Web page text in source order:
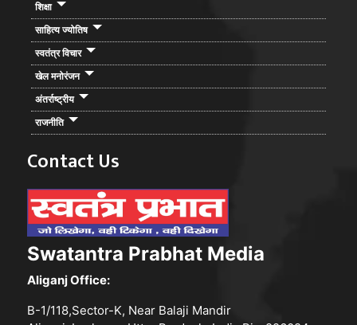
शिक्षा
साहित्य ज्योतिष
स्वतंत्र विचार
खेल मनोरंजन
अंतर्राष्ट्रीय
राजनीति
Contact Us
Swatantra Prabhat Media
Aliganj Office:
B-1/118,Sector-K, Near Balaji Mandir